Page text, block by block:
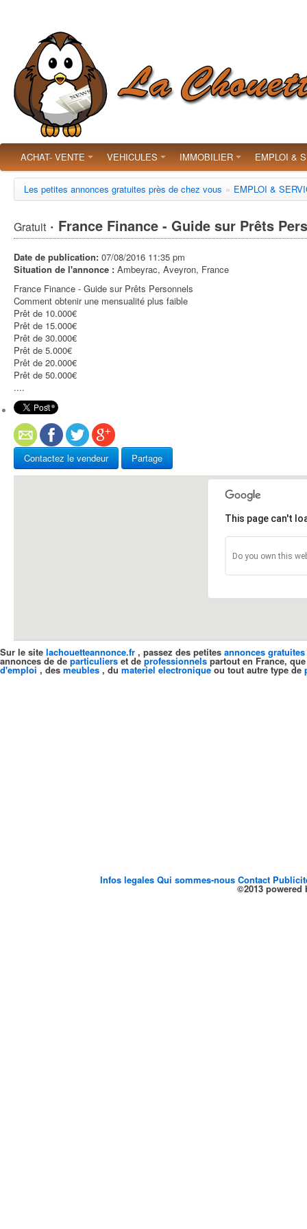
ACHAT- VENTE VEHICULES IMMOBILIER EMPLOI &
Les petites annonces gratuites près de chez vous » EMPLOI &
Gratuit · France Finance - Guide sur Prêts
Date de publication: 07/08/2016 11:35 pm
Situation de l'annonce : Ambeyrac, Aveyron, France
France Finance - Guide sur Prêts Personnels
Comment obtenir une mensualité plus faible ‎
Prêt de 10.000€
Prêt de 15.000€
Prêt de 30.000€
Prêt de 5.000€
Prêt de 20.000€
Prêt de 50.000€
....
Contactez le vendeur Partage
This page can't
Do you own this
Sur le site lachouetteannonce.fr , passez des petites annonces gratuites
annonces de de particuliers et deprofessionnels partout en France,
d'emploi , des meubles , du materiel electroniqueou tout autre type de
Infos legalesQui sommes-nousContact
©2013 powered